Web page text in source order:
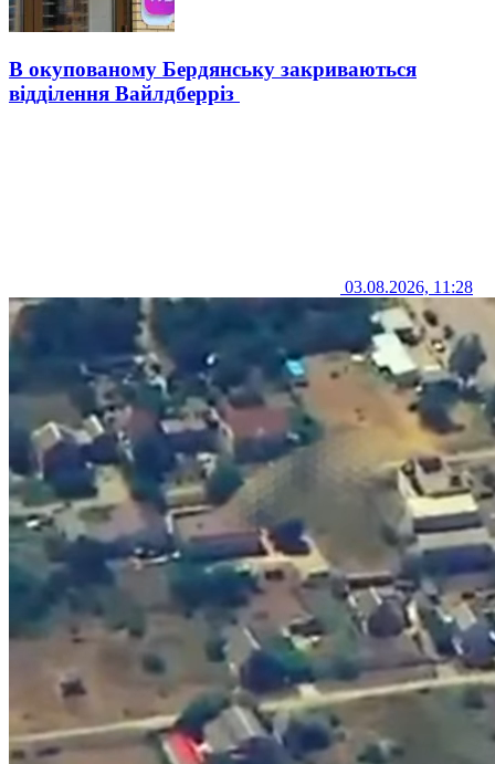
В окупованому Бердянську закриваються
відділення Вайлдберріз
03.08.2026, 11:28